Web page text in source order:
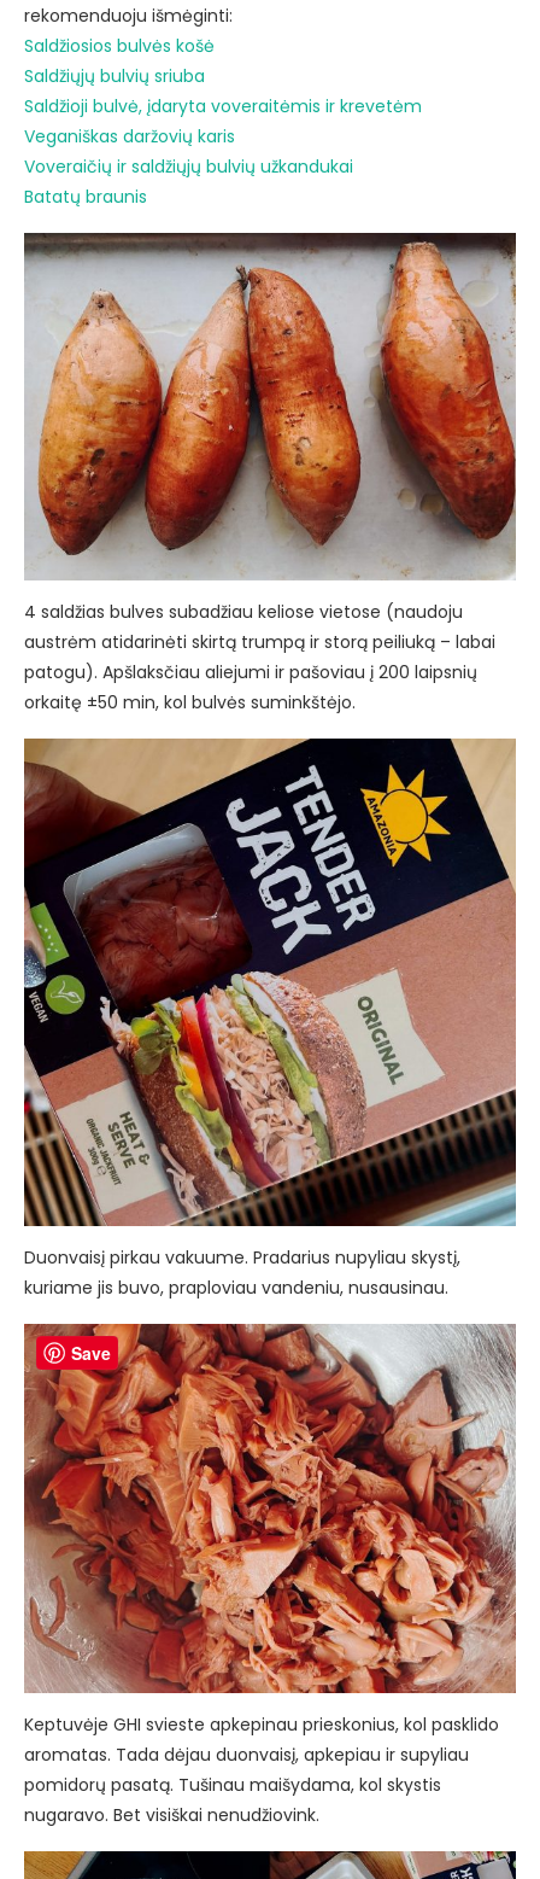
rekomenduoju išmėginti:
Saldžiosios bulvės košė
Saldžiųjų bulvių sriuba
Saldžioji bulvė, įdaryta voveraitėmis ir krevetėm
Veganiškas daržovių karis
Voveraičių ir saldžiųjų bulvių užkandukai
Batatų braunis
4 saldžias bulves subadžiau keliose vietose (naudoju
austrėm atidarinėti skirtą trumpą ir storą peiliuką – labai
patogu). Apšlaksčiau aliejumi ir pašoviau į 200 laipsnių
orkaitę ±50 min, kol bulvės suminkštėjo.
Duonvaisį pirkau vakuume. Pradarius nupyliau skystį,
kuriame jis buvo, praploviau vandeniu, nusausinau.
Keptuvėje GHI svieste apkepinau prieskonius, kol pasklido
aromatas. Tada dėjau duonvaisį, apkepiau ir supyliau
pomidorų pasatą. Tušinau maišydama, kol skystis
nugaravo. Bet visiškai nenudžiovink.
Save